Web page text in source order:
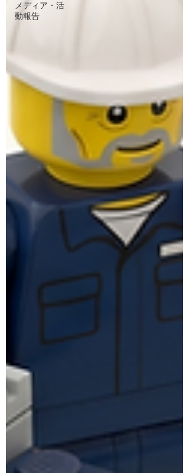
メディア・活
動報告